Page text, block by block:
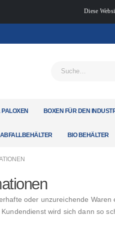
Diese
BOXEN FÜR DEN
BIO BEHÄLTER
oder unzureichende
Kundendienst wird sich dann so